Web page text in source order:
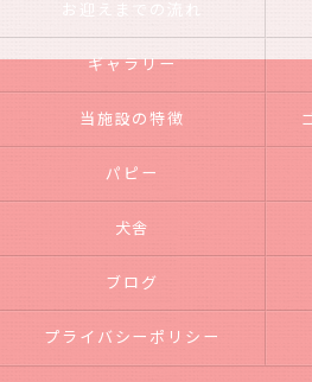
お迎えまでの流れ
ギャラリー
当施設の特徴
パピー
犬舎
ブログ
プライバシーポリシー